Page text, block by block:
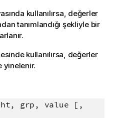
kullanılırsa, değerler
tanımlandığı şekliyle bir
kullanılırsa, değerler
yinelenir.
grp, value [,